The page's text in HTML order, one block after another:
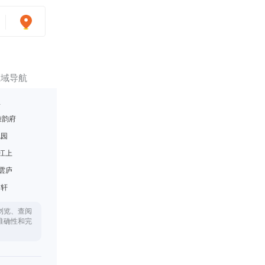
导航
韵府
上
庐
览、查阅
确性和完